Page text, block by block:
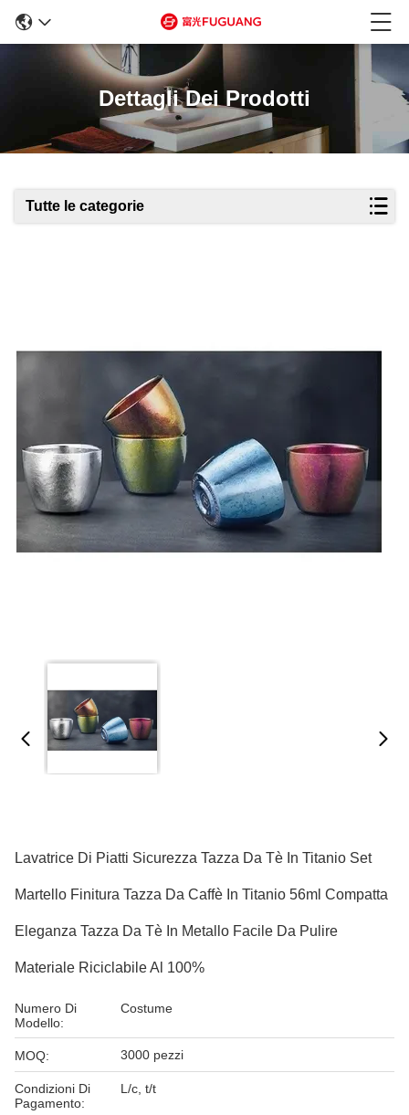
Dettagli Dei Prodotti
Tutte le categorie
Lavatrice Di Piatti Sicurezza Tazza Da Tè In Titanio Set
Martello Finitura Tazza Da Caffè In Titanio 56ml Compatta
Eleganza Tazza Da Tè In Metallo Facile Da Pulire
Materiale Riciclabile Al 100%
Numero Di
Modello:
Costume
MOQ: 3000 pezzi
Condizioni Di
Pagamento:
L/c, t/t